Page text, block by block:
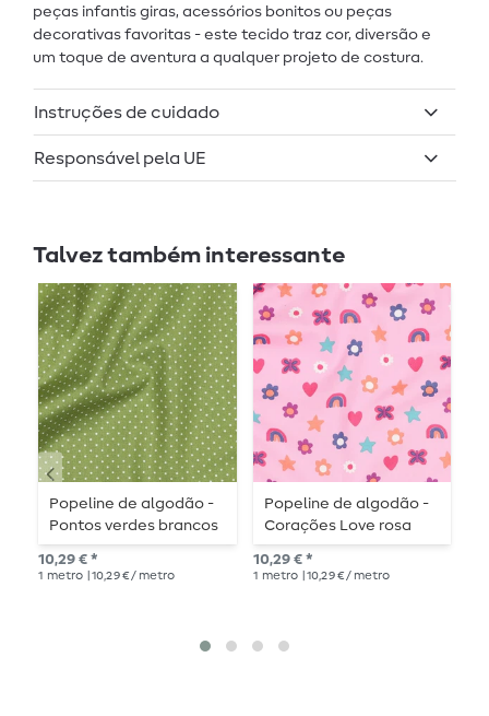
peças infantis giras, acessórios bonitos ou peças
decorativas favoritas - este tecido traz cor, diversão e
um toque de aventura a qualquer projeto de costura.
Instruções de cuidado
Responsável pela UE
Talvez também interessante
Popeline de algodão -
Pontos verdes brancos
10,29 € *
1 metro | 10,29 € / metro
Popeline de algodão -
Corações Love rosa
10,29 € *
1 metro | 10,29 € / metro